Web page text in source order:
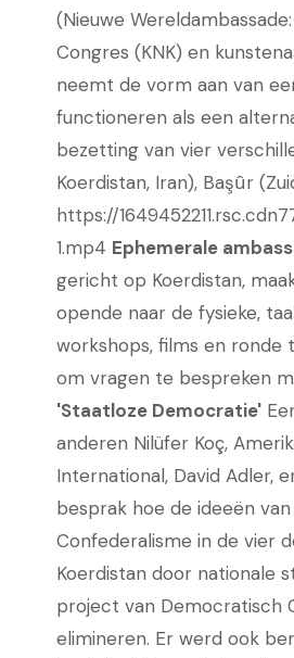
(Nieuwe
Congres (KNK) en
neemt de vorm aan van
functioneren als een
bezetting van vier
Koerdistan, Iran), Başȗr
https://
1.mp4 Ephemerale
gericht op Koerdistan,
opende naar de fysieke,
workshops, films en ronde
om vragen te bespreken
'Staatloze Democratie'
anderen Nilüfer Koç,
International, David Adler,
besprak hoe de ideeën
Confederalisme in de vier
Koerdistan door nationale
project van Democratisch
elimineren. Er werd ook